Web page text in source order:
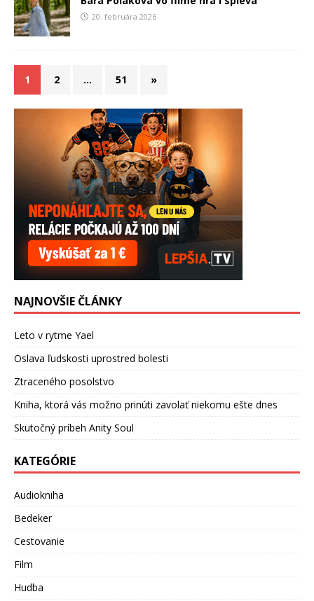
20. februára 2026
1 2 … 51 »
NAJNOVŠIE ČLÁNKY
Leto v rytme Yael
Oslava ľudskosti uprostred bolesti
Ztraceného posolstvo
Kniha, ktorá vás možno prinúti zavolať niekomu ešte dnes
Skutočný príbeh Anity Soul
KATEGÓRIE
Audiokniha
Bedeker
Cestovanie
Film
Hudba